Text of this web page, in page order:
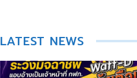
LATEST NEWS